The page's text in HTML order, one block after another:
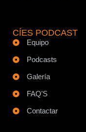
CÍES PODCAST
Equipo
Podcasts
Galería
FAQ'S
Contactar